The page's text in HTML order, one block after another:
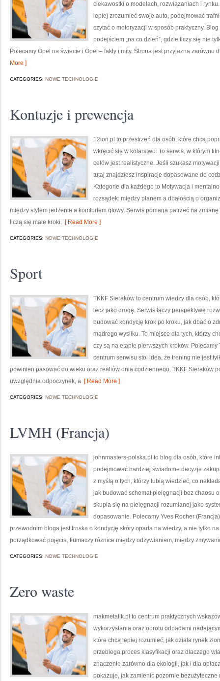
ciekawostki o modelach, rozwiązaniach i
lepiej zrozumieć swoje auto, podejmować
czytać o motoryzacji w sposób praktyczny.
podejściem „na co dzień”, gdzie liczy się nie
Polecamy Opel na świecie i Opel – fakty i mity. Strona jest przyjazna zarówno
More ]
CATEGORIES: NOWE TECHNOLOGIE
Kontuzje i prewencja
12ton.pl to przestrzeń dla osób, które chcą
wkręcić się w kolarstwo. To serwis, w którym
celów jest realistyczne. Jeśli szukasz
tutaj znajdziesz inspiracje dopasowane do
Kategorie dla każdego to Motywacja i
rozsądek: między planem a dbałością o
między stylem jedzenia a komfortem głowy. Serwis pomaga patrzeć na
liczą się małe kroki, [ Read More ]
CATEGORIES: NOWE TECHNOLOGIE
Sport
TKKF Sieraków to centrum wiedzy dla osób,
lecz jako drogę. Serwis łączy perspektywę
budować kondycję krok po kroku, jak dbać o
mądrego wysiłku. To miejsce dla tych, którzy
czy są na etapie pierwszych kroków.
centrum serwisu stoi idea, że trening nie jest
powinien pasować do wieku oraz realiów dnia codziennego. TKKF Sieraków
uwzględnia odpoczynek, a [ Read More ]
CATEGORIES: NOWE TECHNOLOGIE
LVMH (Francja)
johnmasters-polska.pl to blog dla osób, które
podejmować bardziej świadome decyzje
z myślą o tych, którzy lubią wiedzieć, co
jak budować schemat pielęgnacji bez chaosu
skupia się na pielęgnacji rozumianej jako
dopasowanie. Polecamy Yves Rocher
przewodnim bloga jest troska o kondycję skóry oparta na wiedzy, a nie tylko
porządkować pojęcia, tłumaczy różnice między odżywianiem, między
CATEGORIES: NOWE TECHNOLOGIE
Zero waste
makmetalik.pl to centrum praktycznych
wykorzystania oraz obrotu odpadami
które chcą lepiej rozumieć, jak działa rynek
przebiega proces klasyfikacji oraz dlaczego
znaczenie zarówno dla ekologii, jak i dla
pokazuje, jak zamienić pozornie